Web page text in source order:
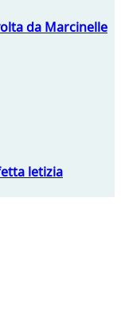
da Marcinelle
piccolo la perfetta letizia